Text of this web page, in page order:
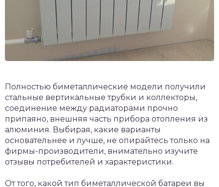
Полностью биметаллические модели получили
стальные вертикальные трубки и коллекторы,
соединение между радиаторами прочно
припаяно, внешняя часть прибора отопления из
алюминия. Выбирая, какие варианты
основательнее и лучше, не опирайтесь только на
фирмы-производители, внимательно изучите
отзывы потребителей и характеристики.
От того, какой тип биметаллической батареи вы